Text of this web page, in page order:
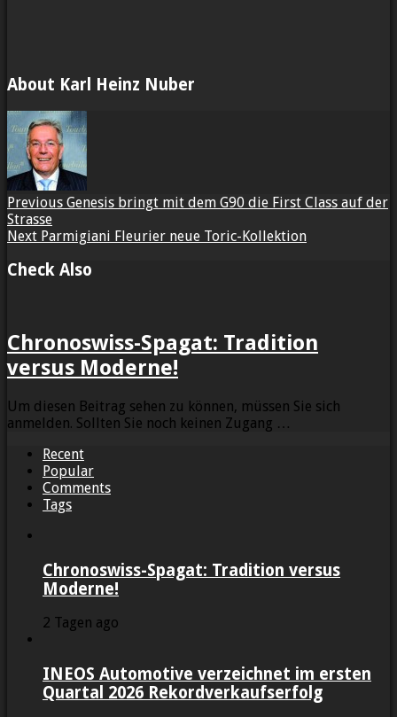
About Karl Heinz Nuber
Previous Genesis bringt mit dem G90 die First Class auf der
Strasse
Next Parmigiani Fleurier neue Toric-Kollektion
Check Also
Chronoswiss-Spagat: Tradition
versus Moderne!
Um diesen Beitrag sehen zu können, müssen Sie sich
anmelden. Sollten Sie noch keinen Zugang …
Recent
Popular
Comments
Tags
Chronoswiss-Spagat: Tradition versus
Moderne!
2 Tagen ago
INEOS Automotive verzeichnet im ersten
Quartal 2026 Rekordverkaufserfolg